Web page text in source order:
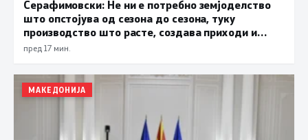
Серафимовски: Не ни е потребно земјоделство
што опстојува од сезона до сезона, туку
производство што расте, создава приходи и
обезбедува храна за државата
пред 17 мин.
МАКЕДОНИЈА